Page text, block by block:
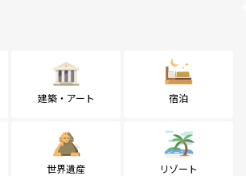
建築・アート 宿泊
世界遺産 リゾート